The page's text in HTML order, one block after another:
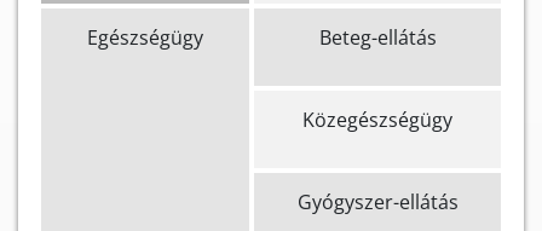
Egészségügy Beteg-ellátás
Közegészségügy
Gyógyszer-ellátás